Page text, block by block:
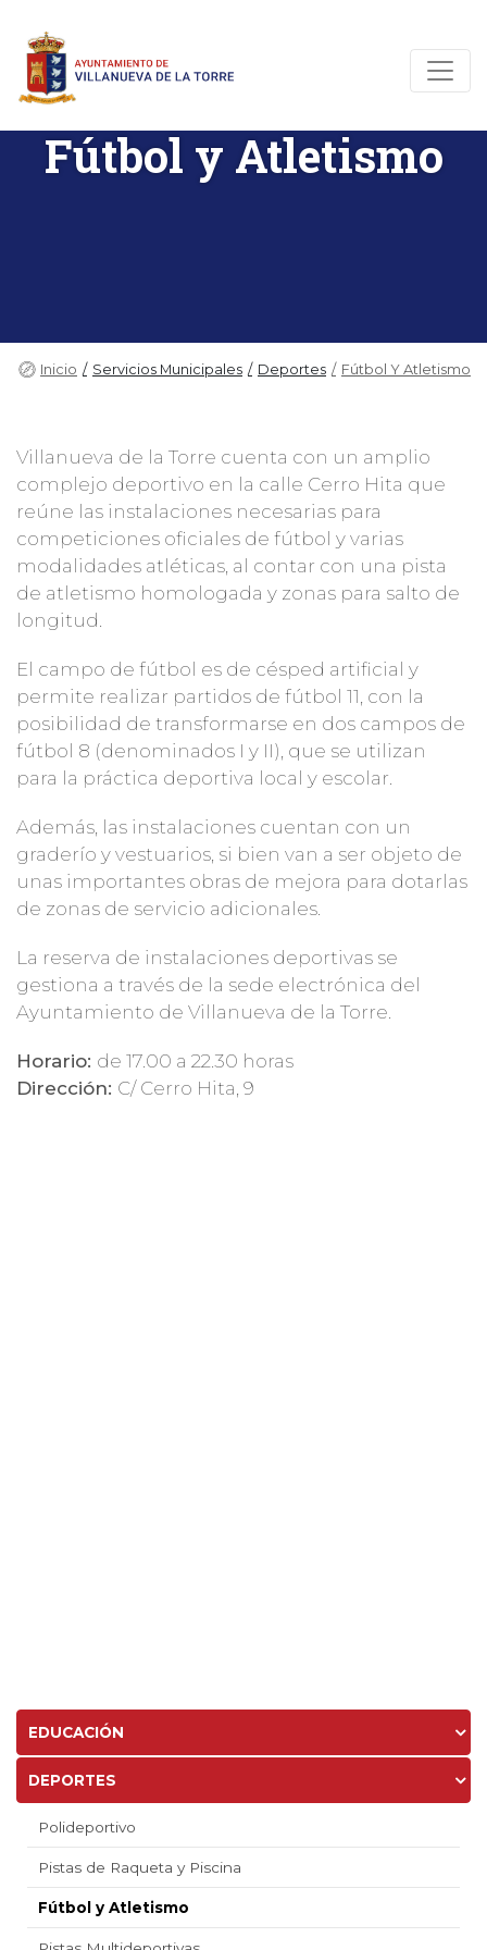
Fútbol y Atletismo
Inicio Servicios Municipales Deportes Fútbol Y Atletismo
EDUCACIÓN
DEPORTES
Polideportivo
Pistas de Raqueta y Piscina
Fútbol y Atletismo
Villanueva de la Torre cuenta con un amplio
complejo deportivo en la calle Cerro Hita que
reúne las instalaciones necesarias para
competiciones oficiales de fútbol y varias
modalidades atléticas, al contar con una pista
de atletismo homologada y zonas para salto de
longitud.
El campo de fútbol es de césped artificial y
permite realizar partidos de fútbol 11, con la
posibilidad de transformarse en dos campos de
fútbol 8 (denominados I y II), que se utilizan
para la práctica deportiva local y escolar.
Además, las instalaciones cuentan con un
graderío y vestuarios, si bien van a ser objeto de
unas importantes obras de mejora para dotarlas
de zonas de servicio adicionales.
La reserva de instalaciones deportivas se
gestiona a través de la sede electrónica del
Ayuntamiento de Villanueva de la Torre.
Horario: de 17.00 a 22.30 horas
Dirección: C/ Cerro Hita, 9